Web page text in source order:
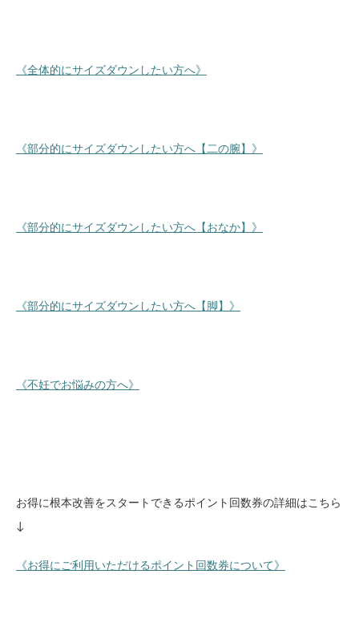
《全体的にサイズダウンしたい方へ》
《部分的にサイズダウンしたい方へ【二の腕】》
《部分的にサイズダウンしたい方へ【おなか】》
《部分的にサイズダウンしたい方へ【脚】》
《不妊でお悩みの方へ》
お得に根本改善をスタートできるポイント回数券の詳細はこちら
↓
《お得にご利用いただけるポイント回数券について》